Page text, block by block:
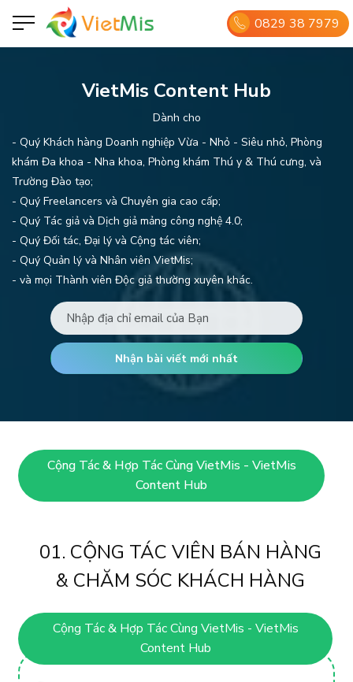
0829 38 7979
VietMis Content Hub
Dành cho
- Quý Khách hàng Doanh nghiệp Vừa - Nhỏ - Siêu nhỏ, Phòng
khám Đa khoa - Nha khoa, Phòng khám Thú y & Thú cưng, và
Trường Đào tạo;
- Quý Freelancers và Chuyên gia cao cấp;
- Quý Tác giả và Dịch giả mảng công nghệ 4.0;
- Quý Đối tác, Đại lý và Cộng tác viên;
- Quý Quản lý và Nhân viên VietMis;
- và mọi Thành viên Độc giả thường xuyên khác.
Nhận bài viết mới nhất
Cộng Tác & Hợp Tác Cùng VietMis - VietMis
Content Hub
01. CỘNG TÁC VIÊN BÁN HÀNG
& CHĂM SÓC KHÁCH HÀNG
Cộng Tác & Hợp Tác Cùng VietMis - VietMis
Content Hub